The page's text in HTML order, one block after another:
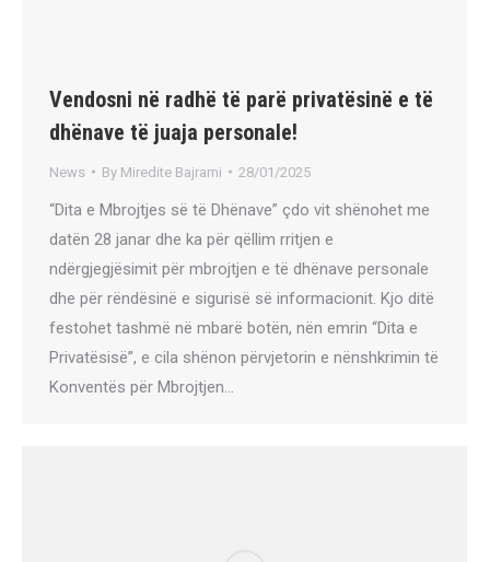
Vendosni në radhë të parë privatësinë e të
dhënave të juaja personale!
News By Miredite Bajrami 28/01/2025
“Dita e Mbrojtjes së të Dhënave” çdo vit shënohet me
datën 28 janar dhe ka për qëllim rritjen e
ndërgjegjësimit për mbrojtjen e të dhënave personale
dhe për rëndësinë e sigurisë së informacionit. Kjo ditë
festohet tashmë në mbarë botën, nën emrin “Dita e
Privatësisë”, e cila shënon përvjetorin e nënshkrimin të
Konventës për Mbrojtjen…